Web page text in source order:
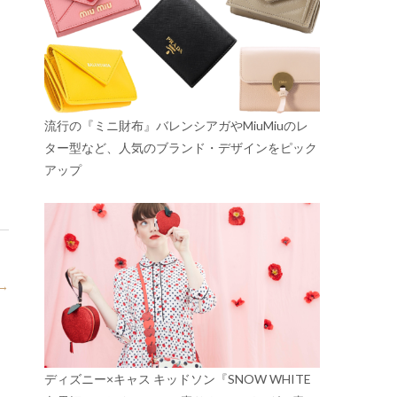
流行の『ミニ財布』バレンシアガやMiuMiuのレ
ター型など、人気のブランド・デザインをピック
アップ
ディズニー×キャス キッドソン『SNOW WHITE